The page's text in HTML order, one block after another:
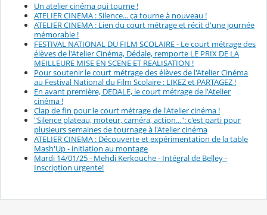
Un atelier cinéma qui tourne !
ATELIER CINEMA : Silence... ça tourne à nouveau !
ATELIER CINEMA : Lien du court métrage et récit d'une journée
mémorable !
FESTIVAL NATIONAL DU FILM SCOLAIRE - Le court métrage des
élèves de l'Atelier Cinéma, Dédale, remporte LE PRIX DE LA
MEILLEURE MISE EN SCENE ET REALISATION !
Pour soutenir le court métrage des élèves de l'Atelier Cinéma
au Festival National du Film Scolaire : LIKEZ et PARTAGEZ !
En avant première, DEDALE, le court métrage de l'Atelier
cinéma !
Clap de fin pour le court métrage de l'Atelier cinéma !
"Silence plateau, moteur, caméra, action...": c'est parti pour
plusieurs semaines de tournage à l'Atelier cinéma
ATELIER CINEMA : Découverte et expérimentation de la table
Mash'Up - initiation au montage
Mardi 14/01/25 - Mehdi Kerkouche - Intégral de Belley -
Inscription urgente!